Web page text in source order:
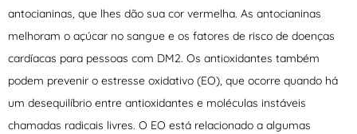
antocianinas, que lhes dão sua cor vermelha. As antocianinas
melhoram o açúcar no sangue e os fatores de risco de doenças
cardíacas para pessoas com DM2. Os antioxidantes também
podem prevenir o estresse oxidativo (EO), que ocorre quando há
um desequilíbrio entre antioxidantes e moléculas instáveis
chamadas radicais livres. O EO está relacionado a algumas